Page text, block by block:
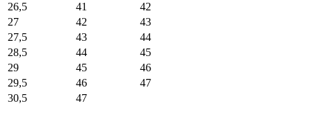
26,5
41
42
27
42
43
27,5
43
44
28,5
44
45
29
45
46
29,5
46
47
30,5
47